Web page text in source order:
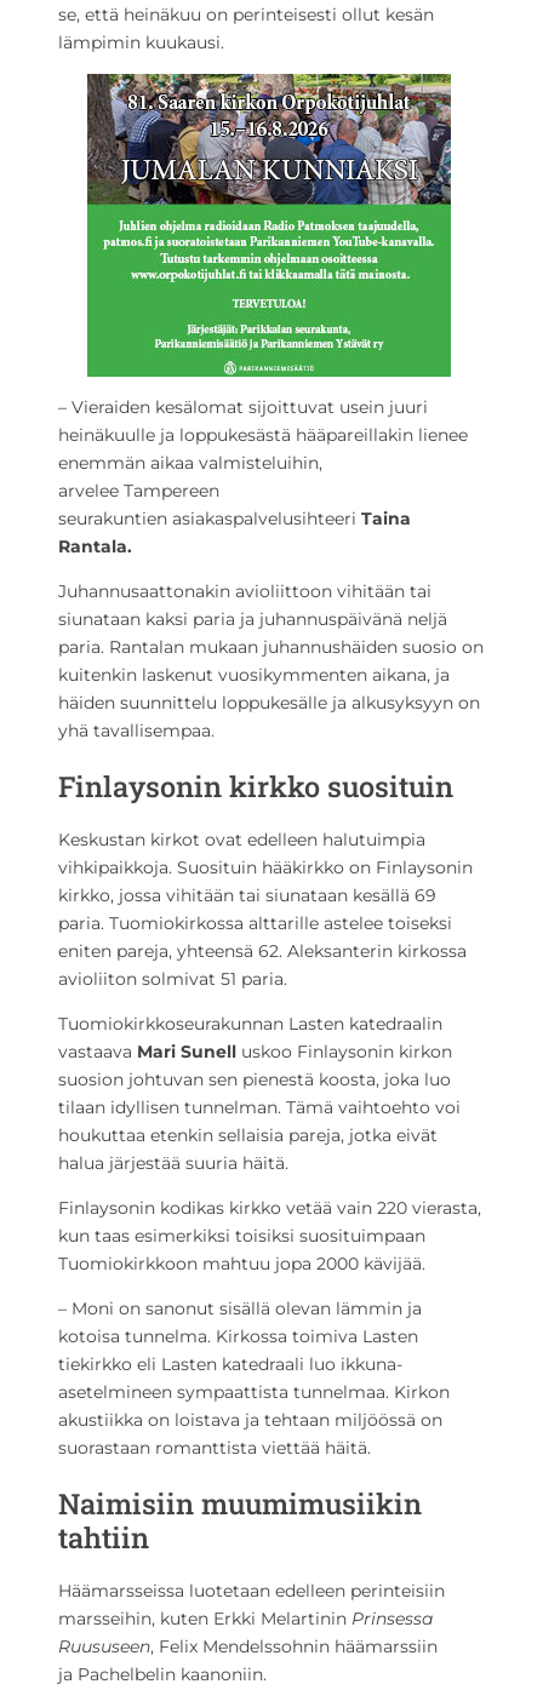
se, että heinäkuu on perinteisesti ollut kesän
lämpimin kuukausi.
– Vieraiden kesälomat sijoittuvat usein juuri
heinäkuulle ja loppukesästä hääpareillakin lienee
enemmän aikaa valmisteluihin,
arvelee Tampereen
seurakuntien asiakaspalvelusihteeri Taina
Rantala.
Juhannusaattonakin avioliittoon vihitään tai
siunataan kaksi paria ja juhannuspäivänä neljä
paria. Rantalan mukaan juhannushäiden suosio on
kuitenkin laskenut vuosikymmenten aikana, ja
häiden suunnittelu loppukesälle ja alkusyksyyn on
yhä tavallisempaa.
Finlaysoninkirkko suosituin
Keskustan kirkot ovat edelleen halutuimpia
vihkipaikkoja. Suosituin hääkirkko on Finlaysonin
kirkko, jossa vihitään tai siunataan kesällä 69
paria. Tuomiokirkossa alttarille astelee toiseksi
eniten pareja, yhteensä 62. Aleksanterin kirkossa
avioliiton solmivat 51 paria.
Tuomiokirkkoseurakunnan Lasten katedraalin
vastaava Mari Sunell uskoo Finlaysonin kirkon
suosion johtuvan sen pienestä koosta, joka luo
tilaan idyllisen tunnelman. Tämä vaihtoehto voi
houkuttaa etenkin sellaisia pareja, jotka eivät
halua järjestää suuria häitä.
Finlaysonin kodikas kirkko vetää vain 220 vierasta,
kun taas esimerkiksi toisiksi suosituimpaan
Tuomiokirkkoon mahtuu jopa 2000 kävijää.
– Moni on sanonut sisällä olevan lämmin ja
kotoisa tunnelma. Kirkossa toimiva Lasten
tiekirkko eli Lasten katedraali luo ikkuna-
asetelmineen sympaattista tunnelmaa. Kirkon
akustiikka on loistava ja tehtaan miljöössä on
suorastaan romanttista viettää häitä.
Naimisiin muumimusiikin
tahtiin
Häämarsseissa luotetaan edelleen perinteisiin
marsseihin, kuten Erkki Melartinin Prinsessa
Ruususeen, Felix Mendelssohnin häämarssiin
ja Pachelbelin kaanoniin.